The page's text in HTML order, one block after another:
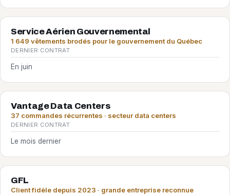
Service Aérien Gouvernemental
1 649 vêtements brodés pour le gouvernement du Québec
DERNIER CONTRAT
En juin
Vantage Data Centers
37 commandes récurrentes · secteur data centers
DERNIER CONTRAT
Le mois dernier
GFL
Client fidèle depuis 2023 · grande entreprise reconnue